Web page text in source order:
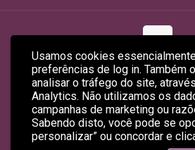
Usamos cookies
preferências de log in. Também
analisar o tráfego do site,
Analytics. Não utilizamos os
campanhas de marketing ou
Sabendo disto, você pode se
personalizar” ou concordar e
© 2026
Site Produzido por